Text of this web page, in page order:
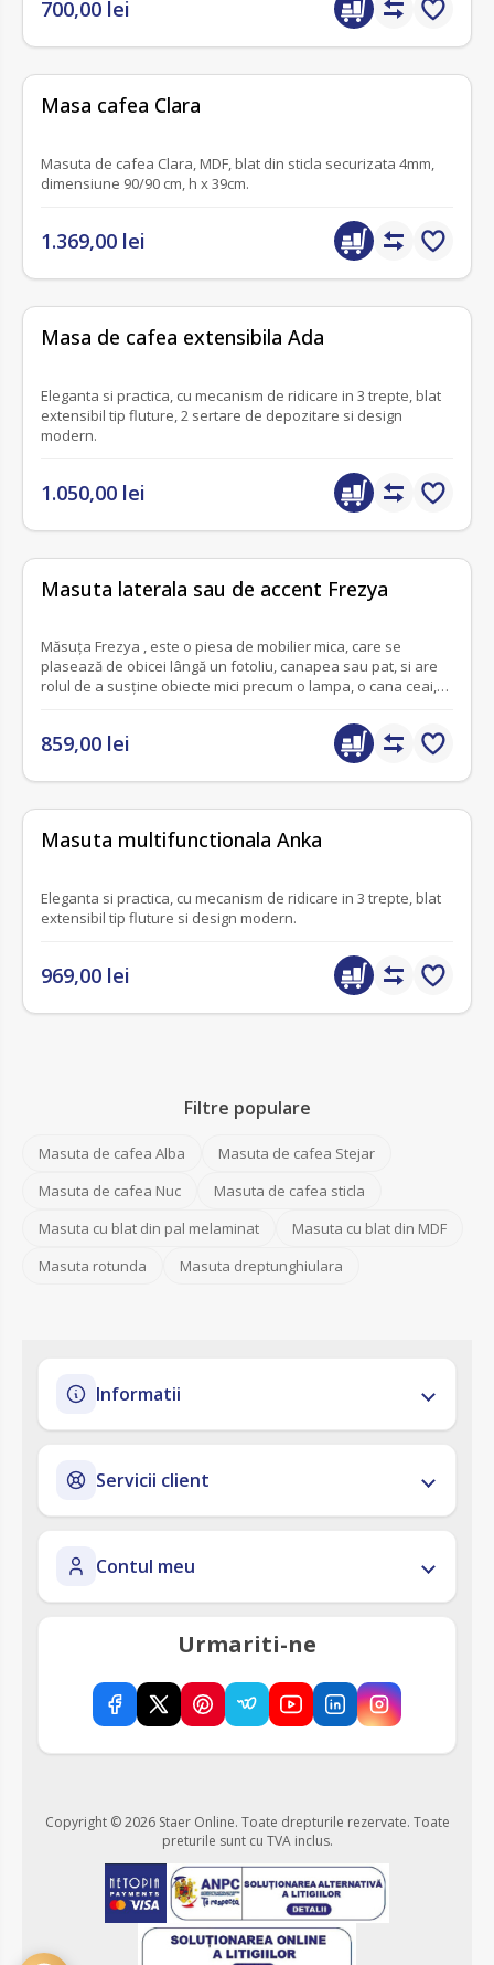
700,00 lei
Masa cafea Clara
Masuta de cafea Clara, MDF, blat din sticla securizata 4mm,
dimensiune 90/90 cm, h x 39cm.
1.369,00 lei
Masa de cafea extensibila Ada
Eleganta si practica, cu mecanism de ridicare in 3 trepte, blat
extensibil tip fluture, 2 sertare de depozitare si design
modern.
1.050,00 lei
Masuta laterala sau de accent Frezya
Măsuța Frezya , este o piesa de mobilier mica, care se
plasează de obicei lângă un fotoliu, canapea sau pat, si are
rolul de a susține obiecte mici precum o lampa, o cana ceai,
859,00 lei
Masuta multifunctionala Anka
Eleganta si practica, cu mecanism de ridicare in 3 trepte, blat
extensibil tip fluture si design modern.
969,00 lei
Filtre populare
Masuta de cafea Alba
Masuta de cafea Stejar
Masuta de cafea Nuc
Masuta de cafea sticla
Masuta cu blat din pal melaminat
Masuta cu blat din MDF
Masuta rotunda
Masuta dreptunghiulara
Informatii
Servicii client
Contul meu
Urmariti-ne
Copyright © 2026 Staer Online. Toate drepturile rezervate. Toate
preturile sunt cu TVA inclus.